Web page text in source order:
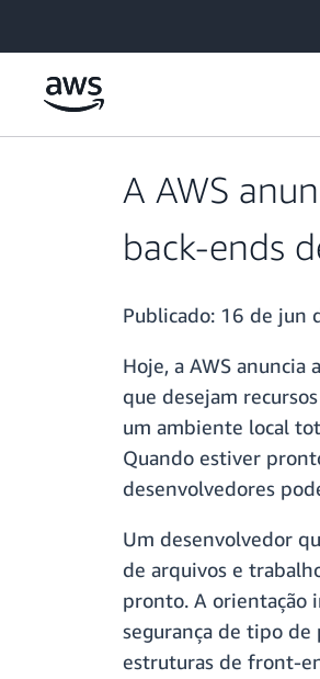
A AWS
back-ends
Publicado: 16 de jun
Hoje, a AWS
que desejam
um ambiente local
Quando estiver
desenvolvedores
Um desenvolvedor
de arquivos e
pronto. A orientação
segurança de tipo de
estruturas de front-